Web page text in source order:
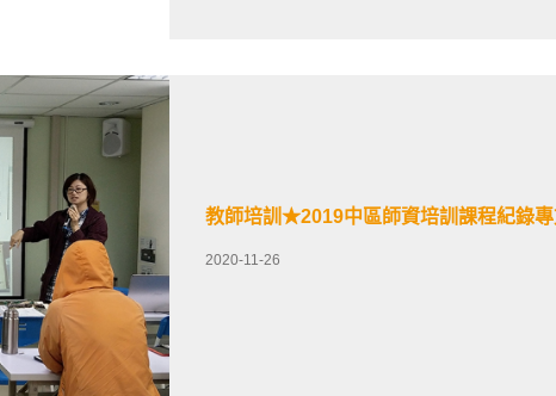
教師培訓★2019中區師資培訓課程紀錄
2020-11-26